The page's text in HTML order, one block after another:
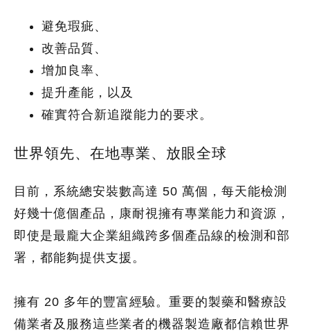
避免瑕疵、
改善品質、
增加良率、
提升產能，以及
確實符合新追蹤能力的要求。
世界領先、在地專業、放眼全球
目前，系統總安裝數高達 50 萬個，每天能檢測
好幾十億個產品，康耐視擁有專業能力和資源，
即使是最龐大企業組織跨多個產品線的檢測和部
署，都能夠提供支援。
擁有 20 多年的豐富經驗。重要的製藥和醫療設
備業者及服務這些業者的機器製造廠都信賴世界